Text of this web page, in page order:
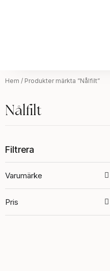
Hem / Produkter märkta ”Nålfilt”
Nålfilt
Filtrera
Varumärke
Pris